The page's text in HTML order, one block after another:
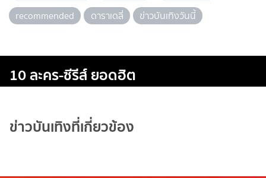
recommended
ดาราเดลี่ ข่าวบันเทิงวันนี้
10 ละคร-ซีรีส์ ยอดฮิต
ข่าวบันเทิงที่เกี่ยวข้อง